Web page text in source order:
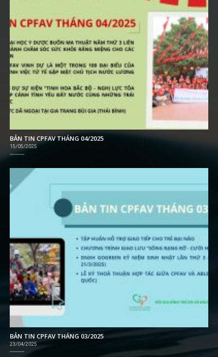
BẢN TIN CPFAV THÁNG 04/2025
15/05/2025
BẢN TIN CPFAV THÁNG 03/2025
23/04/2025